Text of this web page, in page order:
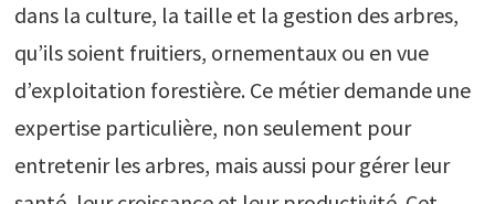
dans la culture, la taille et la gestion des arbres,
qu’ils soient fruitiers, ornementaux ou en vue
d’exploitation forestière. Ce métier demande une
expertise particulière, non seulement pour
entretenir les arbres, mais aussi pour gérer leur